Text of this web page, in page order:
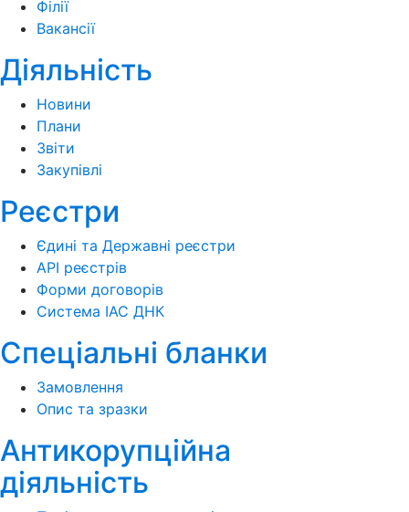
Філії
Вакансії
Діяльність
Новини
Плани
Звіти
Закупівлі
Реєстри
Єдині та Державні реєстри
API реєстрів
Форми договорів
Система ІАС ДНК
Спеціальні бланки
Замовлення
Опис та зразки
Антикорупційна
діяльність